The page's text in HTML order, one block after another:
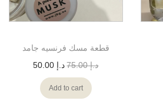
قطعة مسك فرنسيه جامد
د.إ75.00 د.إ
Add to cart